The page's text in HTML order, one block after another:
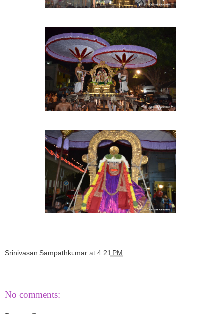
Srinivasan Sampathkumar at 4:21 PM
No comments: